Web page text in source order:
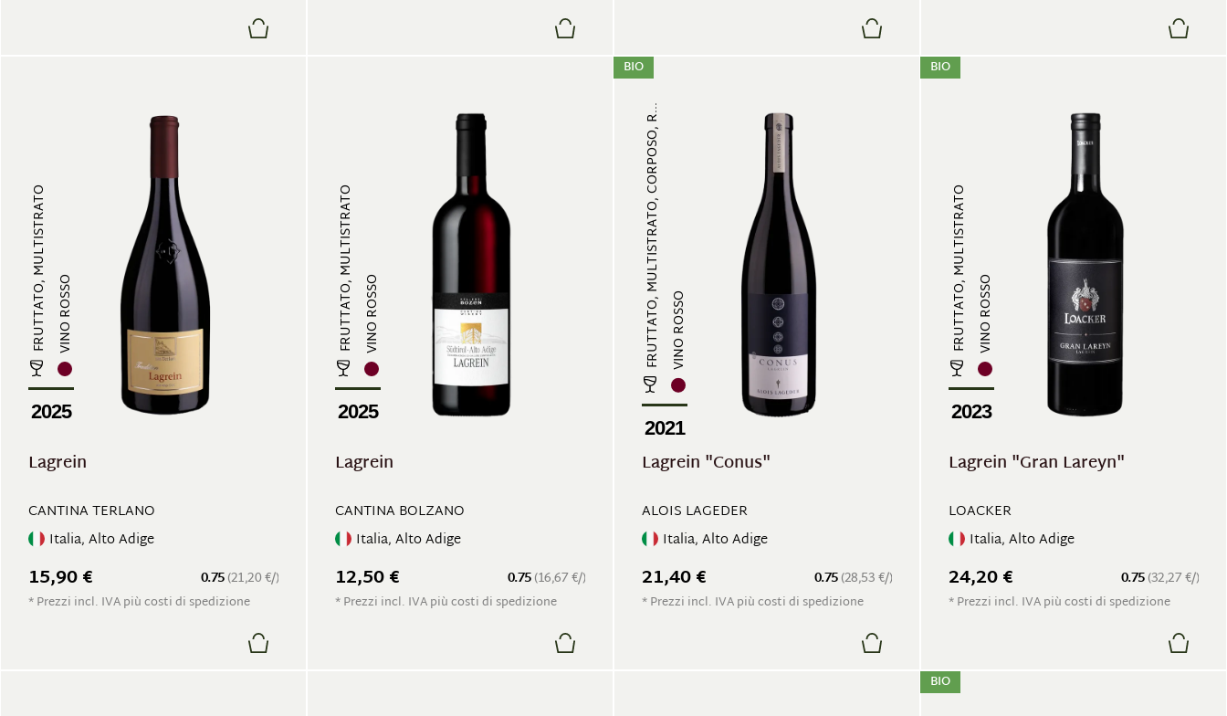
FRUTTATO, MULTISTRATOVINO ROSSO
2025
Lagrein
CANTINA TERLANO
Italia, Alto Adige
0.75(21,20 €/)
15,90 €
* Prezzi incl. IVA più costi di spedizione
FRUTTATO, MULTISTRATOVINO ROSSO
2025
Lagrein
CANTINA BOLZANO
Italia, Alto Adige
0.75(16,67 €/)
12,50 €
* Prezzi incl. IVA più costi di spedizione
BIO
FRUTTATO, MULTISTRATO, CORPOSO, R...VINO ROSSO
2021
Lagrein "Conus"
ALOIS LAGEDER
Italia, Alto Adige
0.75(28,53 €/)
21,40 €
* Prezzi incl. IVA più costi di spedizione
BIO
FRUTTATO, MULTISTRATOVINO ROSSO
2023
Lagrein "Gran Lareyn"
LOACKER
Italia, Alto Adige
0.75(32,27 €/)
24,20 €
* Prezzi incl. IVA più costi di spedizione
BIO